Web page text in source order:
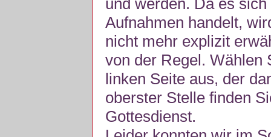
und werden. Da es
Aufnahmen handelt,
nicht mehr explizit
von der Regel. Wählen
linken Seite aus, der
oberster Stelle finden
Gottesdienst.